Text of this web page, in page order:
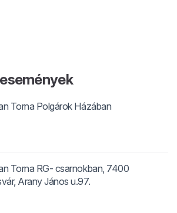
Torna Polgárok Házában
Torna RG- csarnokban, 7400
Arany János u.97.